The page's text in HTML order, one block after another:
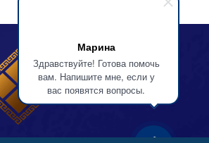
Марина
Здравствуйте! Готова помочь
вам. Напишите мне, если у
вас появятся вопросы.